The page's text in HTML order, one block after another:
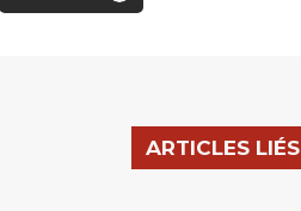
ARTICLES LIÉS